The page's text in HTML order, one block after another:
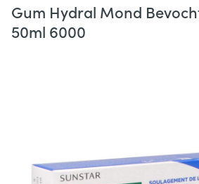
Gum Hydral Mond
50ml 6000